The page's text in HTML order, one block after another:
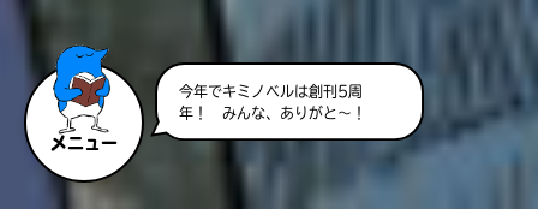
メニュー
今年でキミノベルは創刊5周
年！ みんな、ありがと～！